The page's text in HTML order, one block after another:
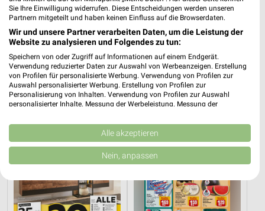
17,1 km
Dieter Knoll
Gültig bis Fr. 14.08.
35,5 km
Hot Sommer Sale
Gültig bis Sa. 29.08.
XXXLutz REWE
Sie Ihre Einwilligung widerrufen. Diese Entscheidungen werden unseren
Partnern mitgeteilt und haben keinen Einfluss auf die Browserdaten.
Wir und unsere Partner verarbeiten Daten, um die Leistung der
Website zu analysieren und Folgendes zu tun:
Speichern von oder Zugriff auf Informationen auf einem Endgerät.
Verwendung reduzierter Daten zur Auswahl von Werbeanzeigen. Erstellung
von Profilen für personalisierte Werbung. Verwendung von Profilen zur
Auswahl personalisierter Werbung. Erstellung von Profilen zur
Personalisierung von Inhalten. Verwendung von Profilen zur Auswahl
personalisierter Inhalte. Messung der Werbeleistung. Messung der
Kombinationen von Daten aus verschiedenen Quellen. Entwicklung und
Verbesserung der Angebote. Verwendung reduzierter Daten zur Auswahl
von Inhalten.
Daten können außerhalb der Europäischen Union weitergegeben und in die
USA gesendet werden.
Website/App.
Partnerliste anzeigen (1 IAB-Anbieter)
Alle akzeptieren
Nein, anpassen